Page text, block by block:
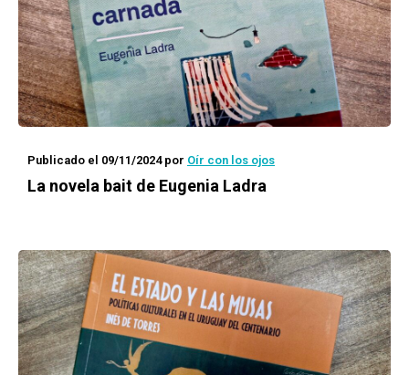
Publicado el 09/11/2024por Oír con los ojos
La novela bait de Eugenia Ladra